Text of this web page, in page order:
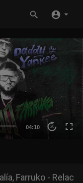
04:10 20
Farruko - Relac